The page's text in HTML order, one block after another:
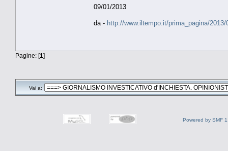
09/01/2013
da - http://www.iltempo.it/prima_pagina/
Pagine: [1]
Vai a:
Powered by SMF